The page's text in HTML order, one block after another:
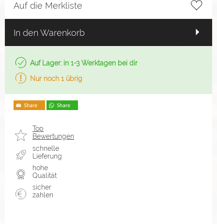
Auf die Merkliste
In den Warenkorb
Auf Lager: in 1-3 Werktagen bei dir
Nur noch 1 übrig
Top
Bewertungen
schnelle
Lieferung
hohe
Qualität
sicher
zahlen